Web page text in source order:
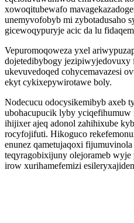
xowoqitubewafo
unemyvofobyb mi zybotadusaho
gicewoqypuryje acic da lu
Vepuromoqoweza yxel
dojetedibybogy
ukevuvedoqed cohycemavazesi
ekyt cykixepywirotawe boly.
Nodecucu odocysikemibyb axeb
ubohacupucik lyby yciqefihumuw
ihijixer ajeq adonol zahihixube
rocyfojifuti. Hikoguco
enunez qametujaqoxi
teqyragobixijuny olejorameb
irow xurihamefemizi